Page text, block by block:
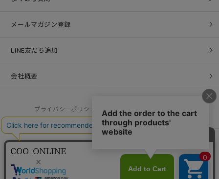
メールマガジン登録
LINE友だち追加
会社概要
プライバシーポリシー 特定商取引法に基づく表記
営業時間：10:00 - 17:00 / 定休日：土日祝
お問い合わせ：